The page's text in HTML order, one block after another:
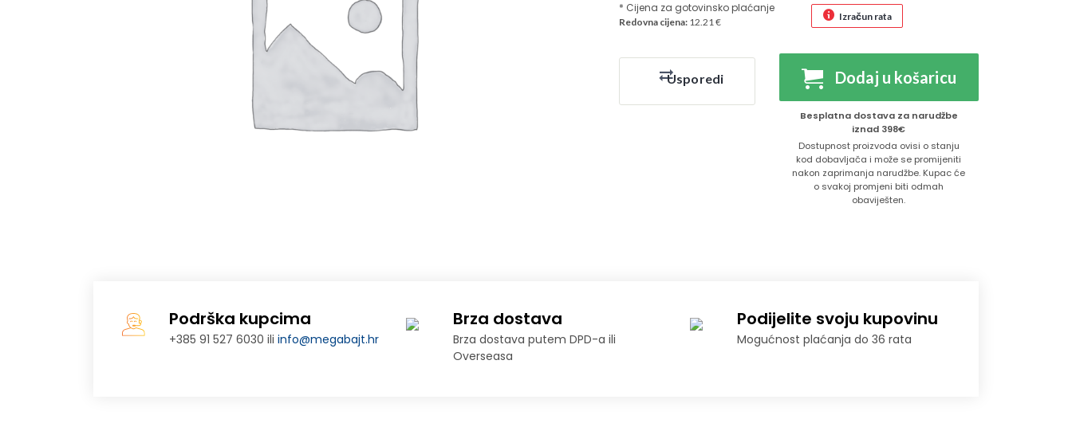
* Cijena za gotovinsko plaćanje
Redovna cijena: 12.21 € Izračun rata
Usporedi Dodaj u košaricu
Besplatna dostava za narudžbe
iznad 398€
Dostupnost proizvoda ovisi o stanju
kod dobavljača i može se promijeniti
nakon zaprimanja narudžbe. Kupac će
o svakoj promjeni biti odmah
obaviješten.
Podrška kupcima
+385 91 527 6030 iliinfo@megabajt.hr
Brza dostava
Brza dostava putem DPD-a ili
Overseasa
Podijelite svoju kupovinu
Mogućnost plaćanja do 36 rata